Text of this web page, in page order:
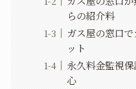
らの紹介料
ガス屋の窓口
ット
永久料金監視
心